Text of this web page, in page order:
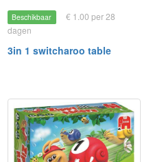
Beschikbaar
€ 1.00 per 28
dagen
3in 1 switcharoo table